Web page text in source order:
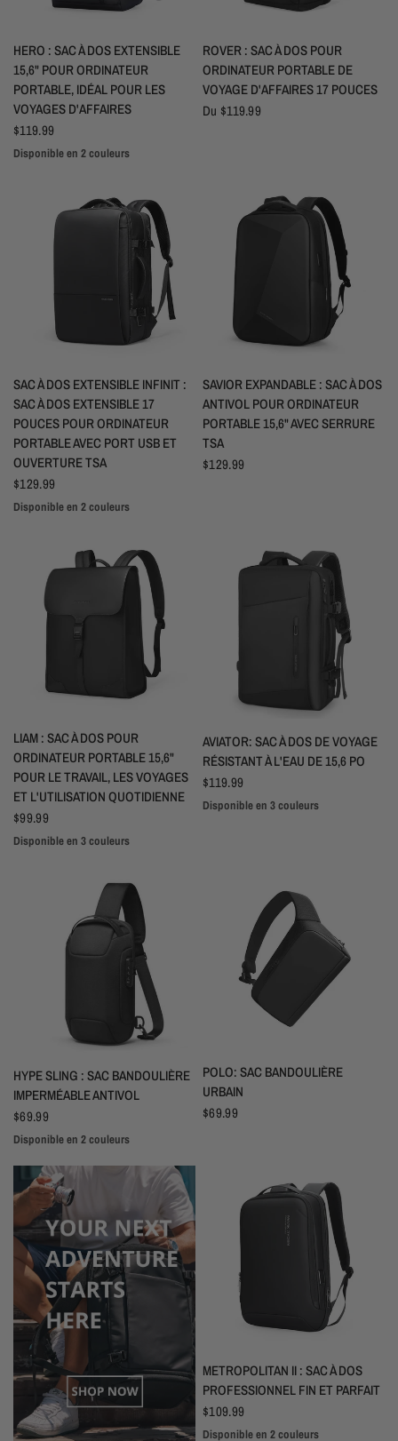
APERÇU RAPIDE
HERO : SAC À DOS EXTENSIBLE
15,6" POUR ORDINATEUR
PORTABLE, IDÉAL POUR LES
VOYAGES D'AFFAIRES
$119.99
NoirGris
Disponible en 2 couleurs
APERÇU RAPIDE
ROVER : SAC À DOS POUR
ORDINATEUR PORTABLE DE
VOYAGE D'AFFAIRES 17 POUCES
Du $119.99
APERÇU RAPIDE
SAC À DOS EXTENSIBLE INFINIT :
SAC À DOS EXTENSIBLE 17
POUCES POUR ORDINATEUR
PORTABLE AVEC PORT USB ET
OUVERTURE TSA
$129.99
NoirGris
Disponible en 2 couleurs
APERÇU RAPIDE
SAVIOR EXPANDABLE : SAC À DOS
ANTIVOL POUR ORDINATEUR
PORTABLE 15,6" AVEC SERRURE
TSA
$129.99
APERÇU RAPIDE
LIAM : SAC À DOS POUR
ORDINATEUR PORTABLE 15,6"
POUR LE TRAVAIL, LES VOYAGES
ET L'UTILISATION QUOTIDIENNE
$99.99
VertGrisNoir
Disponible en 3 couleurs
APERÇU RAPIDE
AVIATOR: SAC À DOS DE VOYAGE
RÉSISTANT À L'EAU DE 15,6 PO
$119.99
NoirVertGris
Disponible en 3 couleurs
APERÇU RAPIDE
HYPE SLING : SAC BANDOULIÈRE
IMPERMÉABLE ANTIVOL
$69.99
NoirGris
Disponible en 2 couleurs
APERÇU RAPIDE
POLO: SAC BANDOULIÈRE
URBAIN
$69.99
APERÇU RAPIDE
METROPOLITAN II : SAC À DOS
PROFESSIONNEL FIN ET PARFAIT
$109.99
Disponible en 2 couleurs